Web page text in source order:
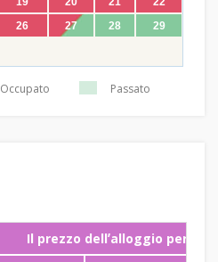
26 27 28
29
Occupato Passato
Il prezzo dellʼalloggio per